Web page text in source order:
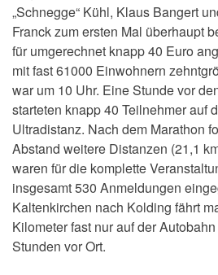
„Schnegge“ Kühl, Klaus Bangert
Franck zum ersten Mal überhaupt
für umgerechnet knapp 40 Euro
mit fast 61000 Einwohnern
war um 10 Uhr. Eine Stunde vor
starteten knapp 40 Teilnehmer auf
Ultradistanz. Nach dem Marathon
Abstand weitere Distanzen (21,1
waren für die komplette
insgesamt 530 Anmeldungen
Kaltenkirchen nach Kolding fährt
Kilometer fast nur auf der
Stunden vor Ort.